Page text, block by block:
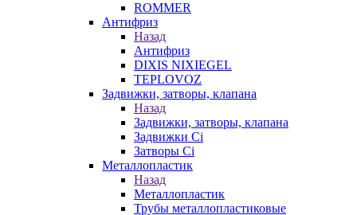
ROMMER
Антифриз
Назад
Антифриз
DIXIS NIXIEGEL
TEPLOVOZ
Задвижки, затворы, клапана
Назад
Задвижки, затворы, клапана
Задвижки Ci
Затворы Ci
Металлопластик
Назад
Металлопластик
Трубы металлопластиковые